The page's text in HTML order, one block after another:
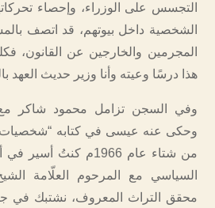
التجسس على الوزراء، وإحصاء
الشخصية داخل بيوتهم، قد اتصف
المجرمين والخارجين عن القانون،
هذا درسًا وعيته وأنا وزير حديث العهد
وفي السجن تزامل محمود شاكر
وحكى عنه عيسى في كتابه “شخصيات
من شتاء عام 1966م
السياسي مع المرحوم العلّامة
محقق التراث المعروف، نشتبك في